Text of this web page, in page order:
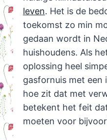
leven. Het is de
toekomst zo min
gedaan wordt in
huishoudens. Als
oplossing heel
gasfornuis met een
hoe zit dat met
betekent het feit
moeten voor